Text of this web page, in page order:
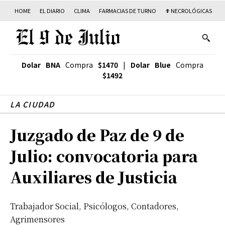
HOME EL DIARIO CLIMA FARMACIAS DE TURNO ✟ NECROLÓGICAS
Dolar BNA Compra $1470 | Dolar Blue Compra
$1492
LA CIUDAD
Juzgado de Paz de 9 de
Julio: convocatoria para
Auxiliares de Justicia
Trabajador Social, Psicólogos, Contadores,
Agrimensores